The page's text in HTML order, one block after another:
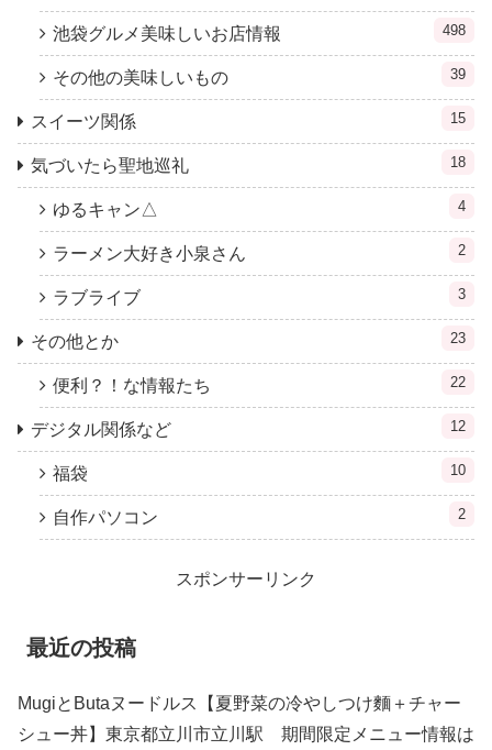
池袋グルメ美味しいお店情報 498
その他の美味しいもの 39
スイーツ関係 15
気づいたら聖地巡礼 18
ゆるキャン△ 4
ラーメン大好き小泉さん 2
ラブライブ 3
その他とか 23
便利？！な情報たち 22
デジタル関係など 12
福袋 10
自作パソコン 2
スポンサーリンク
最近の投稿
MugiとButaヌードルス【夏野菜の冷やしつけ麵＋チャー
シュー丼】東京都立川市立川駅 期間限定メニュー情報は